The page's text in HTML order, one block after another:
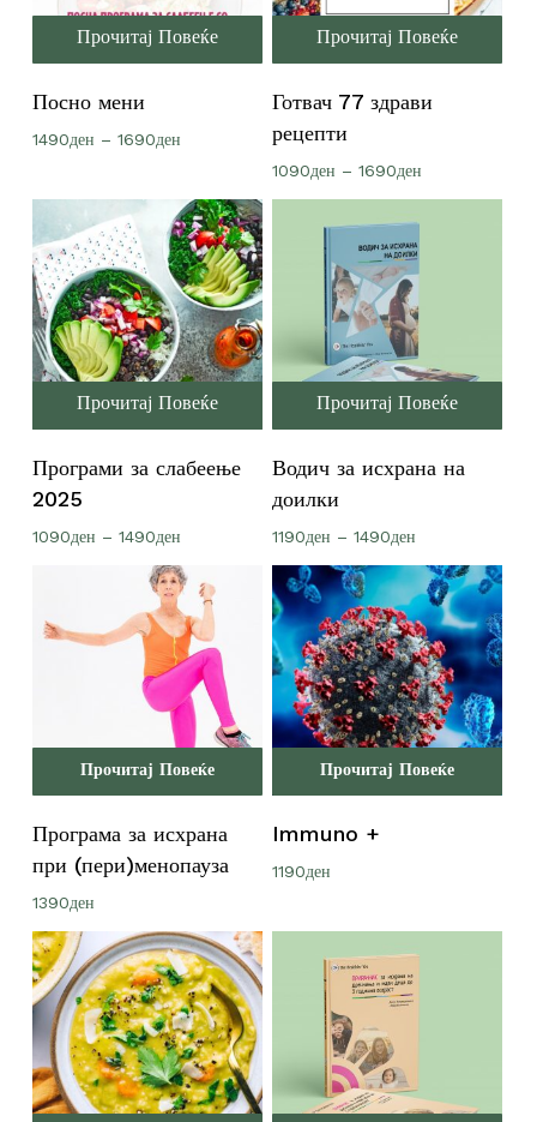
Нема продукти во Кошничката.
Оди Во Продавница
Прочитај Повеќе
Посно мени
1490ден – 1690денPrice
through
1690ден
Прочитај Повеќе
Готвач 77 здрави
рецепти
1090ден – 1690ден
Прочитај Повеќе
Програми за слабеење
2025
1090ден – 1490денPrice
1090ден
through
1490ден
Прочитај Повеќе
Водич за исхрана на
доилки
1190ден – 1490ден
1190ден
through
1490ден
Прочитај Повеќе
Програма за исхрана
при (пери)менопауза
1390ден
Прочитај Повеќе
Immuno +
1190ден